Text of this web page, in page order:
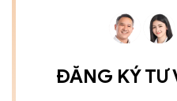
ĐĂNG KÝ TƯ